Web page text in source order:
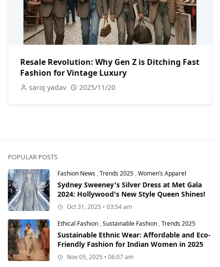
Resale Revolution: Why Gen Z is Ditching Fast
Fashion for Vintage Luxury
saroj yadav 2025/11/20
POPULAR POSTS
Fashion News ,Trends 2025 ,Women’s Apparel
Sydney Sweeney's Silver Dress at Met Gala
2024: Hollywood's New Style Queen Shines!
Oct 31, 2025 • 03:54 am
Ethical Fashion ,Sustainable Fashion ,Trends 2025
Sustainable Ethnic Wear: Affordable and Eco-
Friendly Fashion for Indian Women in 2025
Nov 05, 2025 • 06:07 am